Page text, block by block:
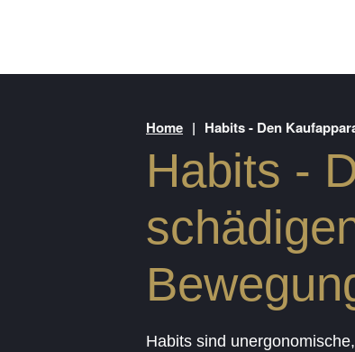
Home | Habits - Den
Habits -
Habits sind